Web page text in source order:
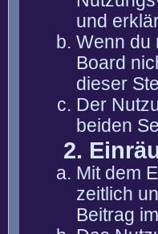
und
Wenn du
Board
dieser
Der
beiden
2.
Mit dem
zeitlich
Beitrag